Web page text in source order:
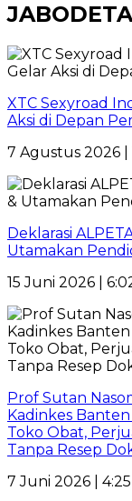
XTC Sexyroad
Aksi di Depan
7 Agustus 2026 |
Deklarasi
Utamakan
15 Juni 2026 |
Prof Sutan
Kadinkes
Toko Obat,
Tanpa Resep
7 Juni 2026 |